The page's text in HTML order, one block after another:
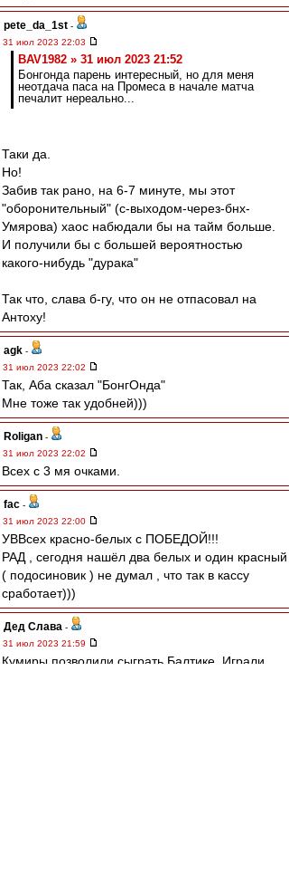
pete_da_1st -
31 июл 2023 22:03
BAV1982 » 31 июл 2023 21:52
Бонгонда парень интересный, но для меня
неотдача паса на Промеса в начале матча
печалит нереально...
Таки да.
Но!
Забив так рано, на 6-7 минуте, мы этот
"оборонительный" (с-выходом-через-бнх-
Умярова) хаос набюдали бы на тайм больше.
И получили бы с большей вероятностью
какого-нибудь "дурака"
Так что, слава б-гу, что он не отпасовал на
Антоху!
agk -
31 июл 2023 22:02
Так, Аба сказал "БонгОнда"
Мне тоже так удобней)))
Roligan -
31 июл 2023 22:02
Всех с 3 мя очками.
fac -
31 июл 2023 22:00
УВВсех красно-белых с ПОБЕДОЙ!!!
РАД , сегодня нашёл два белых и один красный
( подосиновик ) не думал , что так в кассу
сработает)))
Дед Слава -
31 июл 2023 21:59
Кумиры позволили сыграть Балтике. Играли